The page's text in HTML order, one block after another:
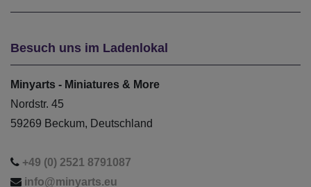
Besuch uns im Ladenlokal
Minyarts - Miniatures & More
Nordstr. 45
59269 Beckum, Deutschland
+49 (0) 2521 8791087
info@minyarts.eu